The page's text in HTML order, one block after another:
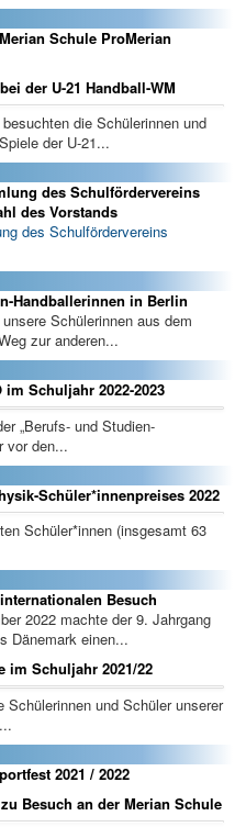
Schule ProMerian
der U-21 Handball-WM
die Schülerinnen und
der U-21...
des Schulfördervereins
des Vorstands
des Schulfördervereins
Handballerinnen in Berlin
Schülerinnen aus dem
zur anderen...
Schuljahr 2022-2023
„Berufs- und Studien-
vor den...
Schüler*innenpreises 2022
Schüler*innen (insgesamt 63
Besuch
2022 machte der 9. Jahrgang
Dänemark einen...
im Schuljahr 2021/22
Schülerinnen und Schüler unserer
2021 / 2022
Besuch an der Merian Schule